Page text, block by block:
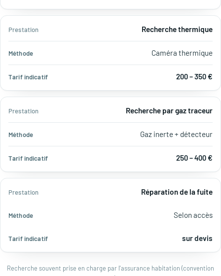
Recherche thermique
Caméra thermique
200 – 350 €
Recherche par gaz traceur
Gaz inerte + détecteur
250 – 400 €
Réparation de la fuite
Selon accès
sur devis
Recherche souvent prise en charge par l'assurance habitation (convention